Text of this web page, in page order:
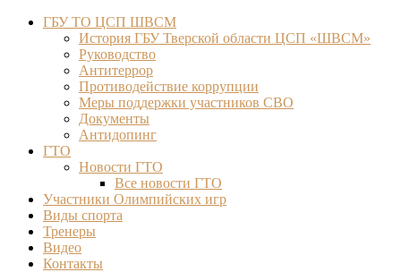
ГБУ ТО ЦСП ШВСМ
История ГБУ Тверской области ЦСП «ШВСМ»
Руководство
Антитеррор
Противодействие коррупции
Меры поддержки участников СВО
Документы
Антидопинг
ГТО
Новости ГТО
Все новости ГТО
Участники Олимпийских игр
Виды спорта
Тренеры
Видео
Контакты